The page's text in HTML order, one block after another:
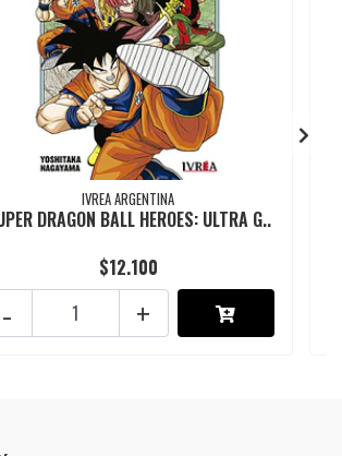
IVREA ARGENTINA
DRAGON BALL HEROES: ULTRA G..
$12.100
+
-